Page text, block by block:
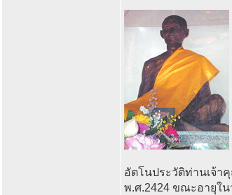
อัตโนประวัติท่านเจ้า
พ.ศ.2424 ขณะอายุใน